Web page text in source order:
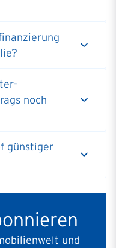
noch
günstiger
und